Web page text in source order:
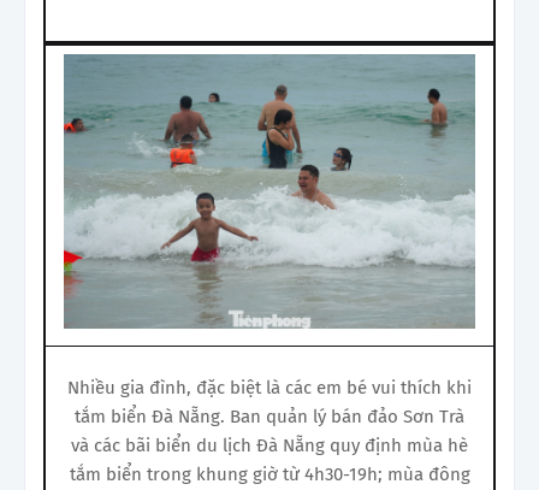
Nhiều gia đình, đặc biệt là các em bé vui thích khi
tắm biển Đà Nẵng. Ban quản lý bán đảo Sơn Trà
và các bãi biển du lịch Đà Nẵng quy định mùa hè
tắm biển trong khung giờ từ 4h30-19h; mùa đông